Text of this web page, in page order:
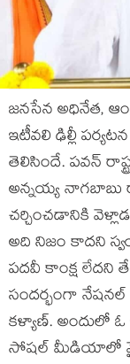
జనసేన అధినేత,
ఇటీవలి ఢిల్లీ
తెలిసిందే. పవన్
అన్నయ్య నాగబాబు
చర్చించడానికి
అది నిజం కాదని
పదవీ కాంక్ష లేదని
సందర్భంగా
కళ్యాణ్. అందులో ఓ
సోషల్ మీడియాలో